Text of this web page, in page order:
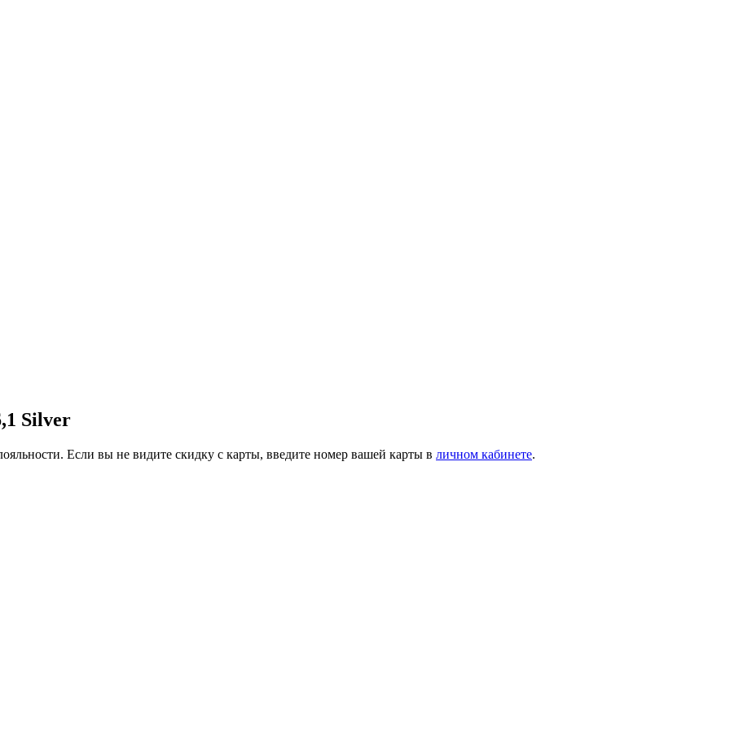
Silver
Если вы не видите скидку с карты, введите номер вашей карты в личном кабинете.